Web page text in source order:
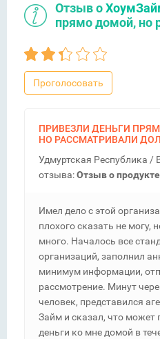
Отзыв о
прямо домой, но
Проголосовать
ПРИВЕЗЛИ ДЕНЬГИ
НО РАССМАТРИВАЛИ
Удмуртская Республика /
отзыва:Отзыв о продукте
Имел дело с этой
плохого сказать не могу,
много. Началось все
организаций, заполнил
минимум информации,
рассмотрение. Минут
человек, представился
Займ и сказал, что может
деньги ко мне домой в